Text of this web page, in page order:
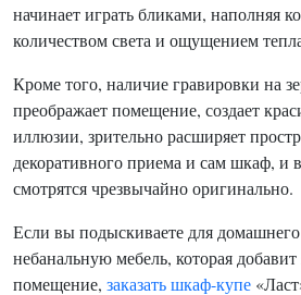
начинает играть бликами, наполняя
количеством света и ощущением
Кроме того, наличие гравировки на
преображает помещение, создает
иллюзии, зрительно расширяет
декоративного приема и сам шкаф, и
смотрятся чрезвычайно оригинально.
Если вы подыскиваете для
небанальную мебель, которая
помещение, заказать шкаф-купе